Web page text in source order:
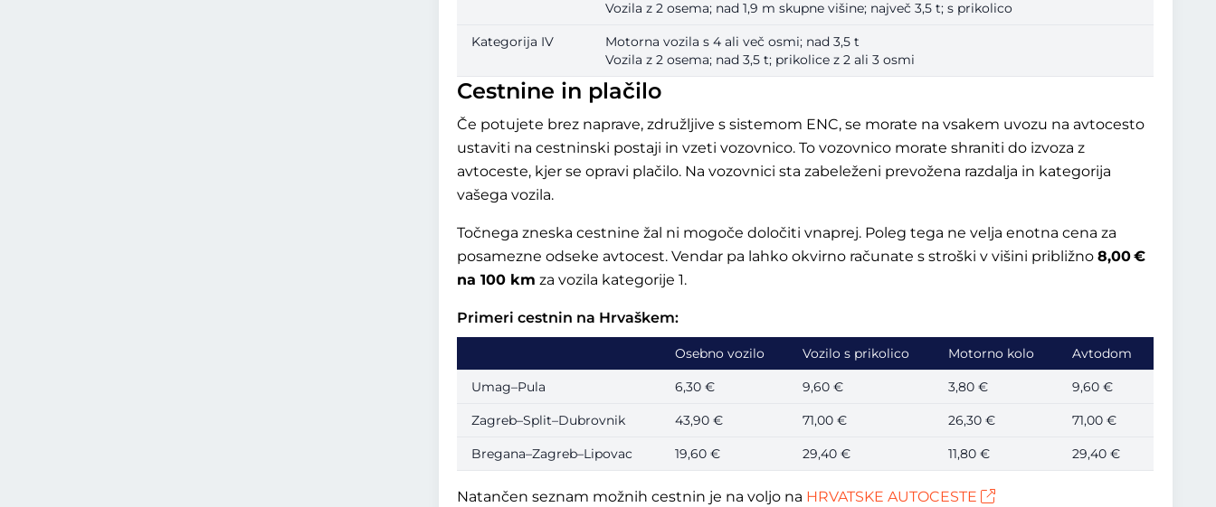
Vozila z 2 osema; nad 1,9 m skupne višine; največ 3,5 t; s prikolico
Kategorija IV
Motorna vozila s 4 ali več osmi; nad 3,5 t
Vozila z 2 osema; nad 3,5 t; prikolice z 2 ali 3 osmi
Cestnine in plačilo
Če potujete brez naprave, združljive s sistemom ENC, se morate na vsakem uvozu na avtocesto
ustaviti na cestninski postaji in vzeti vozovnico. To vozovnico morate shraniti do izvoza z
avtoceste, kjer se opravi plačilo. Na vozovnici sta zabeleženi prevožena razdalja in kategorija
vašega vozila.
Točnega zneska cestnine žal ni mogoče določiti vnaprej. Poleg tega ne velja enotna cena za
posamezne odseke avtocest. Vendar pa lahko okvirno računate s stroški v višini približno8,00 €
na 100 km za vozila kategorije 1.
Primeri cestnin na Hrvaškem:
Osebno vozilo Vozilo s prikolico Motorno kolo Avtodom
Umag–Pula 6,30 € 9,60 € 3,80 € 9,60 €
Zagreb–Split–Dubrovnik 43,90 € 71,00 € 26,30 € 71,00 €
Bregana–Zagreb–Lipovac 19,60 € 29,40 € 11,80 € 29,40 €
Natančen seznam možnih cestnin je na voljo na HRVATSKE AUTOCESTE